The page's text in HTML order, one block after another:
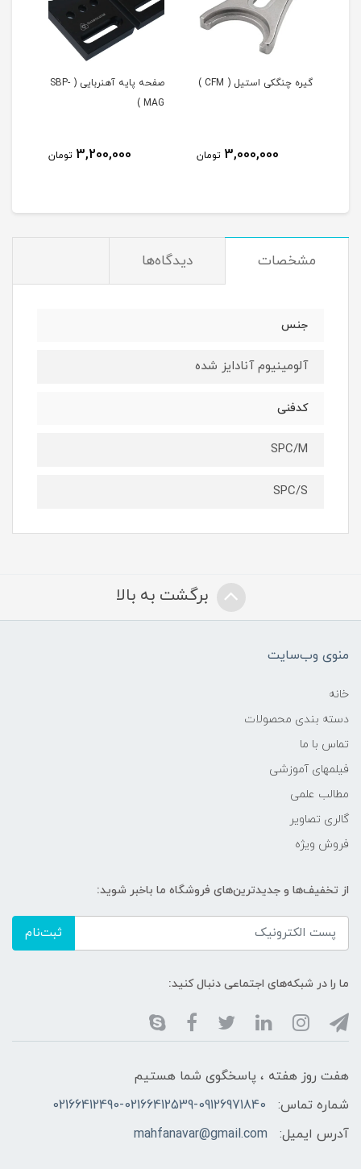
گیره چنگکی استیل ( CFM )
3,000,000 تومان
صفحه پایه آهنربایی ( SBP-
MAG )
3,200,000 تومان
مشخصات دیدگاه‌ها
جنس
آلومینیوم آنادایز شده
کدفنی
SPC/M
SPC/S
برگشت به بالا
منوی وب‌سایت
خانه
دسته بندی محصولات
تماس با ما
فیلمهای آموزشی
مطالب علمی
گالری تصاویر
فروش ویژه
از تخفیف‌ها و جدیدترین‌های فروشگاه ما باخبر شوید:
ثبت‌نام
ما را در شبکه‌های اجتماعی دنبال کنید:
هفت روز هفته ، پاسخگوی شما هستیم
شماره تماس:
02166412490-02166412539-09126971840
آدرس ایمیل:
mahfanavar@gmail.com